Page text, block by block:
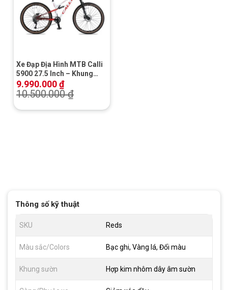
Xe Đạp Địa Hình MTB Calli
5900 27.5 Inch – Khung
Nhôm, Shimano Altus
9.990.000₫
10.500.000₫
Thông số kỹ thuật
SKU Reds
Màu sắc/Colors Bạc ghi, Vàng lá, Đổi màu
Khung sườn Hợp kim nhôm dây âm sườn